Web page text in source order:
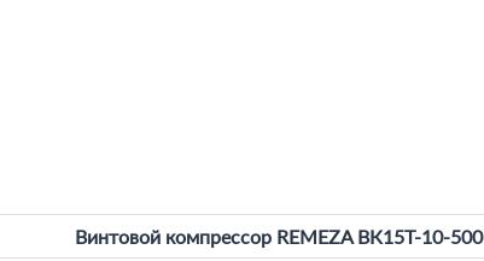
Винтовой компрессор REMEZA ВК15T-10-500